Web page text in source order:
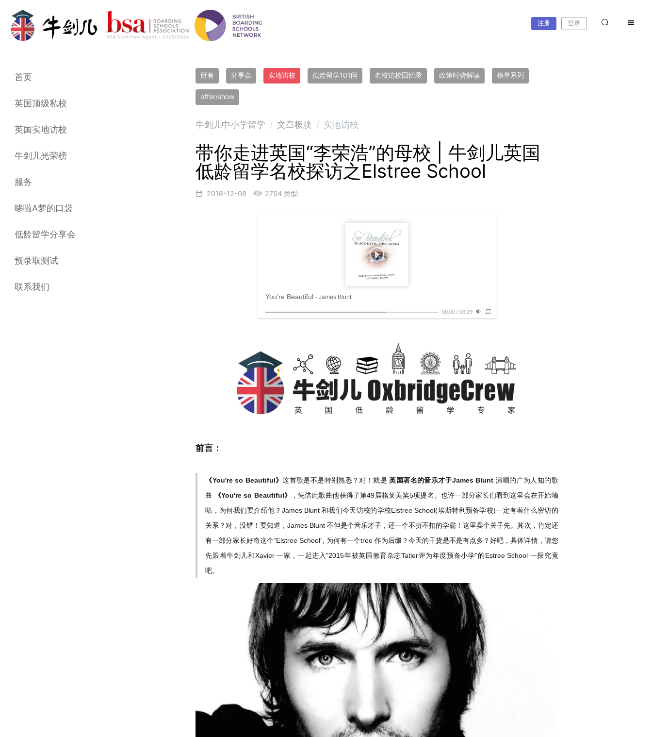
注册 登录
首页
英国顶级私校
英国实地访校
牛剑儿光荣榜
服务
哆啦A梦的口袋
低龄留学分享会
预录取测试
联系我们
所有 分享会 实地访校 低龄留学101问 名校访校回忆录 政策时势解读 榜单系列
offer/show
牛剑儿中小学留学 / 文章板块 / 实地访校
带你走进英国“李荣浩”的母校 | 牛剑儿英国
低龄留学名校探访之Elstree School
2018-12-08 2754 类型:
You're Beautiful - James Blunt
00:00 / 03:29
前言：
《You're so Beautiful》这首歌是不是特别熟悉？对！就是英国著名的音乐才子James Blunt 演唱的广为人知的歌
曲
《You're so Beautiful》
，凭借此歌曲他获得了第49届格莱美奖5项提名。也许一部分家长们看到这里会在开始嘀
咕，为何我们要介绍他？James Blunt 和我们今天访校的学校Elstree School(埃斯特利预备学校)一定有着什么密切的
关系？对，没错！要知道，James Blunt 不但是个音乐才子，还一个不折不扣的学霸！这里卖个关子先。其次，肯定还
有一部分家长好奇这个“Elstree School”, 为何有一个tree 作为后缀？今天的干货是不是有点多？好吧，具体详情，请您
先跟着牛剑儿和Xavier 一家，一起进入"2015年被英国教育杂志Tatler评为年度预备小学"的Estree School 一探究竟
吧。